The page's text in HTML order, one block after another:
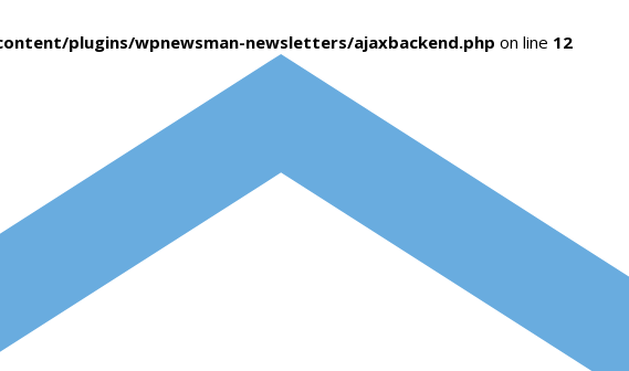
plugins/wpnewsman-newsletters/ajaxbackend.php on line 12